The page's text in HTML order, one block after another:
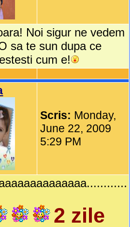
Noi sigur ne vedem
sa te sun dupa ce
cum e!
Scris: Monday,
June 22, 2009
5:29 PM
2 zile